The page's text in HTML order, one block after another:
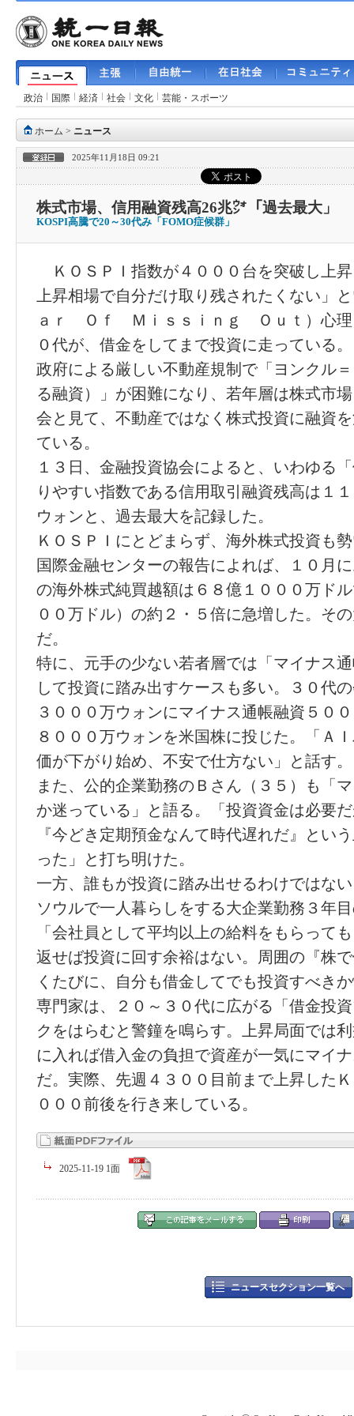
政治 国際 経済 社会 文化 芸能・スポーツ
ホーム > ニュース
2025年11月18日 09:21
株式市場、信用融資残高26兆㌆「過去最大」
KOSPI高騰で20～30代み「FOMO症候群」
ＫＯＳＰＩ指数が４０００台を突破し上
上昇相場で自分だけ取り残されたくない」
ａｒ Ｏｆ Ｍｉｓｓｉｎｇ Ｏｕｔ）心理
０代が、借金をしてまで投資に走っている。
政府による厳しい不動産規制で「ヨンクル
る融資）」が困難になり、若年層は株式市
会と見て、不動産ではなく株式投資に融資
ている。
１３日、金融投資協会によると、いわゆる
りやすい指数である信用取引融資残高は１
ウォンと、過去最大を記録した。
ＫＯＳＰＩにとどまらず、海外株式投資も
国際金融センターの報告によれば、１０月
の海外株式純買越額は６８億１０００万ド
００万ドル）の約２・５倍に急増した。そ
だ。
特に、元手の少ない若者層では「マイナス
して投資に踏み出すケースも多い。３０代
３０００万ウォンにマイナス通帳融資５０
８０００万ウォンを米国株に投じた。「Ａ
価が下がり始め、不安で仕方ない」と話す。
また、公的企業勤務のＢさん（３５）も「
か迷っている」と語る。「投資資金は必要
『今どき定期預金なんて時代遅れだ』とい
った」と打ち明けた。
一方、誰もが投資に踏み出せるわけではな
ソウルで一人暮らしをする大企業勤務３年
「会社員として平均以上の給料をもらって
返せば投資に回す余裕はない。周囲の『株
くたびに、自分も借金してでも投資すべき
専門家は、２０～３０代に広がる「借金投
クをはらむと警鐘を鳴らす。上昇局面では
に入れば借入金の負担で資産が一気にマイ
だ。実際、先週４３００目前まで上昇した
０００前後を行き来している。
2025-11-19 1面
ニュースセクション一覧へ